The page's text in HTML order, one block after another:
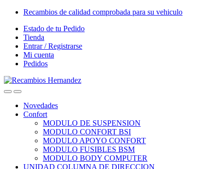
Skip
navigation
Skip
content
Recambios de calidad comprobada para su vehiculo
Estado de tu Pedido
Tienda
Entrar / Registrarse
Mi cuenta
Pedidos
OpenClose
Novedades
Confort
MODULO DE SUSPENSION
MODULO CONFORT BSI
MODULO APOYO CONFORT
MODULO FUSIBLES BSM
MODULO BODY COMPUTER
UNIDAD COLUMNA DE DIRECCION